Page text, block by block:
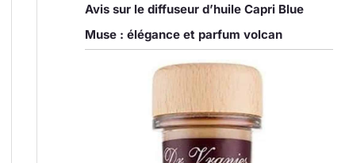
Avis sur le diffuseur d’huile Capri Blue
Muse : élégance et parfum volcan